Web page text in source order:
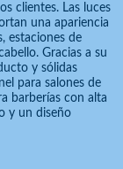
clientes. Las luces
una apariencia
estaciones de
Gracias a su
y sólidas
para salones de
barberías con alta
y un diseño